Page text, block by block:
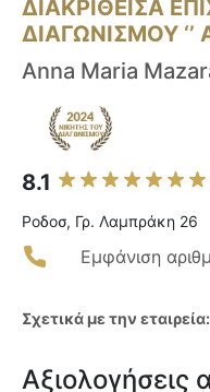
ΔΙΑΚΡΙΘΕΙΣΑ
ΔΙΑΓΩΝΙΣΜΟΥ ‘’
Anna Maria
8.1
Ροδοσ, Γρ. Λαμπράκη 26
Εμφάνιση
Σχετικά με την εταιρεία: